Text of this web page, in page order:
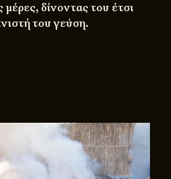
δίνοντας του έτσι
του γεύση.